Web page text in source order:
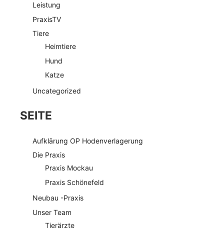
Leistung
PraxisTV
Tiere
Heimtiere
Hund
Katze
Uncategorized
SEITE
Aufklärung OP Hodenverlagerung
Die Praxis
Praxis Mockau
Praxis Schönefeld
Neubau -Praxis
Unser Team
Tierärzte